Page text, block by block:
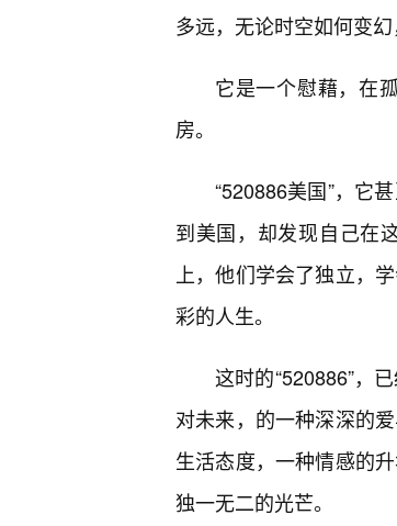
多远，无论时空如何变
它是一个慰藉，在
房。
“520886美国”，它
到美国，却发现自己在
上，他们学会了独立，
彩的人生。
这时的“520886”，
对未来，的一种深深的
生活态度，一种情感的
独一无二的光芒。